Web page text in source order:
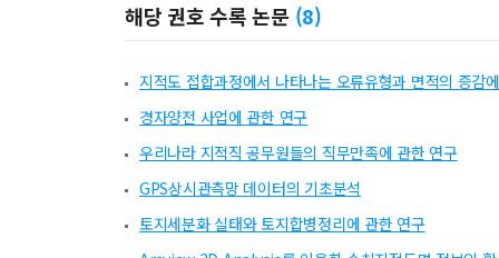
해당 권호 수록 논문 (8)
지적도 접합과정에서 나타나는 오류유형과 면적의 증감
경자양전 사업에 관한 연구
우리나라 지적직 공무원들의 직무만족에 관한 연구
GPS상시관측망 데이터의 기초분석
토지세분화 실태와 토지합병정리에 관한 연구